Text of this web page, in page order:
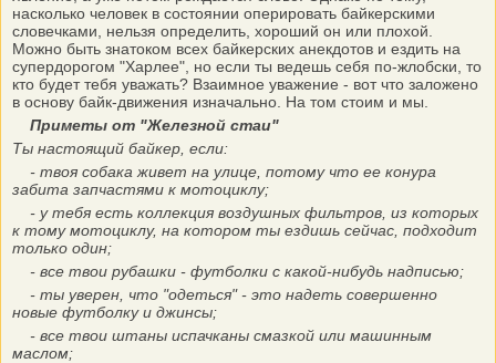
насколько человек в состоянии оперировать байкерскими
словечками, нельзя определить, хороший он или плохой.
Можно быть знатоком всех байкерских анекдотов и ездить на
супердорогом "Харлее", но если ты ведешь себя по-жлобски, то
кто будет тебя уважать? Взаимное уважение - вот что заложено
в основу байк-движения изначально. На том стоим и мы.
Приметы от "Железной стаи"
Ты настоящий байкер, если:
- твоя собака живет на улице, потому что ее конура
забита запчастями к мотоциклу;
- у тебя есть коллекция воздушных фильтров, из которых
к тому мотоциклу, на котором ты ездишь сейчас, подходит
только один;
- все твои рубашки - футболки с какой-нибудь надписью;
- ты уверен, что "одеться" - это надеть совершенно
новые футболку и джинсы;
- все твои штаны испачканы смазкой или машинным
маслом;